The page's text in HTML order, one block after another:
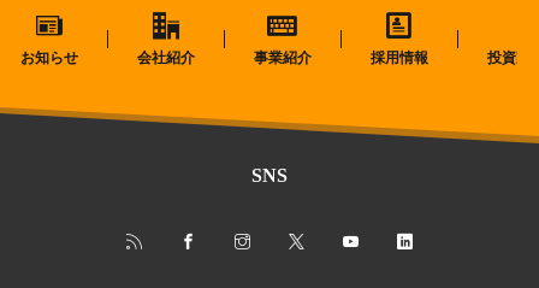
お知らせ 会社紹介 事業紹介 採用情報 投資家
SNS